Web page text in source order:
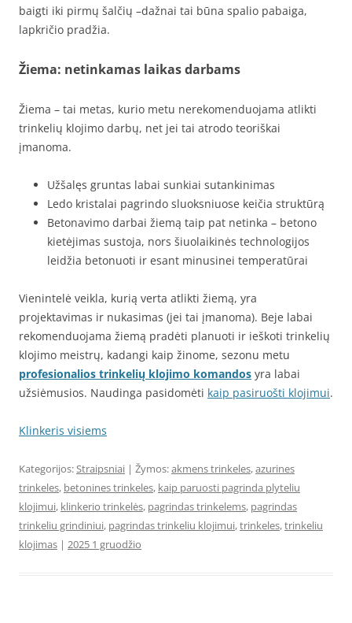
baigti iki pirmų šalčių –dažnai tai būna spalio pabaiga,
lapkričio pradžia.
Žiema: netinkamas laikas darbams
Žiema – tai metas, kurio metu nerekomenduojama atlikti
trinkelių klojimo darbų, net jei tai atrodo teoriškai
įmanoma.
Užšalęs gruntas labai sunkiai sutankinimas
Ledo kristalai pagrindo sluoksniuose keičia struktūrą
Betonavimo darbai žiemą taip pat netinka – betono
kietėjimas sustoja, nors šiuolaikinės technologijos
leidžia betonuoti ir esant minusinei temperatūrai
Vienintelė veikla, kurią verta atlikti žiemą, yra
projektavimas ir nukasimas (jei tai įmanoma). Beje labai
rekomenduojama žiemą pradėti planuoti ir ieškoti trinkelių
klojimo meistrų, kadangi kaip žinome, sezonu metu
profesionalios trinkelių klojimo komandos yra labai
užsiėmusios. Naudinga pasidomėti kaip pasiruošti klojimui.
Klinkeris visiems
Kategorijos:Straipsniai | Žymos:akmens trinkeles,azurines
trinkeles, betonines trinkeles, kaip paruosti pagrinda plyteliu
klojimui, klinkerio trinkelės, pagrindas trinkelems, pagrindas
trinkeliu grindiniui, pagrindas trinkeliu klojimui,trinkeles,trinkeliu
klojimas | 2025 1 gruodžio